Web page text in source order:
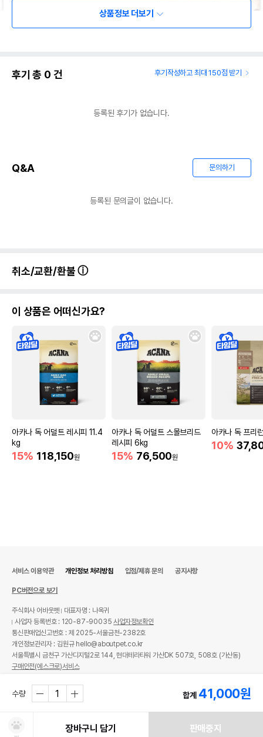
상품정보 더보기
후기 총 0 건 후기작성하고 최대 150점 받기
등록된 후기가 없습니다.
Q&A 문의하기
등록된 문의글이 없습니다.
취소/교환/환불
이 상품은 어떠신가요?
아카나 독 어덜트 레시피 11.4
kg
15% 118,150원
아카나 독 어덜트 스몰브리드
레시피 6kg
15% 76,500원
아카나 독 프리
10%
수량 합계 41,000원
장바구니 담기 판매중지
서비스 이용약관 개인정보 처리방침 입점/제휴 문의 공지사항
PC버전으로 보기
주식회사 어바웃펫
대표자명 : 나옥귀
사업자 등록번호 : 120-87-90035사업자정보확인
통신판매업신고번호 : 제 2025-서울금천-2382호
개인정보관리자 : 김원규 hello@aboutpet.co.kr
서울특별시 금천구 가산디지털2로 144, 현대테라타워 가산DK 507호, 508호 (가산동)
구매안전(에스크로)서비스